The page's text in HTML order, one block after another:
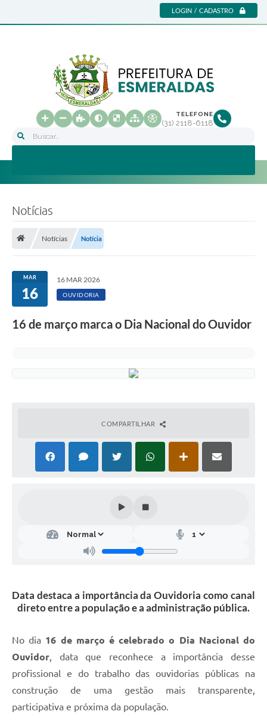
LOGIN / CADASTRO
Buscar...
TELEFONE
(31) 2118-6118
Notícias
Notícias Notícia
MAR
16
16 MAR 2026
OUVIDORIA
16 de março marca o Dia Nacional do Ouvidor
COMPARTILHAR
Data destaca a importância da Ouvidoria como canal
direto entre a população e a administração pública.
No dia 16 de março é celebrado o Dia Nacional do
Ouvidor, data que reconhece a importância desse
profissional e do trabalho das ouvidorias públicas na
construção de uma gestão mais transparente,
participativa e próxima da população.